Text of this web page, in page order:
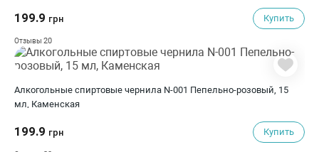
199.9 грн Купить
Отзывы 20
Алкогольные спиртовые чернила N-001 Пепельно-розовый, 15
мл, Каменская
199.9 грн Купить